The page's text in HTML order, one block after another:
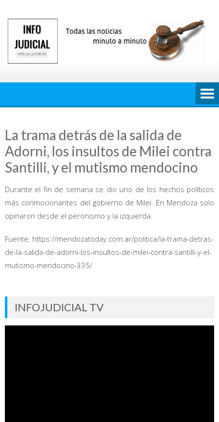
contenido
La trama detrás de la salida de
Adorni, los insultos de Milei contra
Santilli, y el mutismo mendocino
Durante el fin de semana se dio uno de los hechos políticos
más conmocionantes del gobierno de Milei. En Mendoza solo
opinaron desde el peronismo y la izquierda.
Fuente: https://mendozatoday.com.ar/politica/la-trama-detras-
de-la-salida-de-adorni-los-insultos-de-milei-contra-santilli-y-el-
mutismo-mendocino-335/
INFOJUDICIAL TV